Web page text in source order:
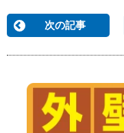
次の記事